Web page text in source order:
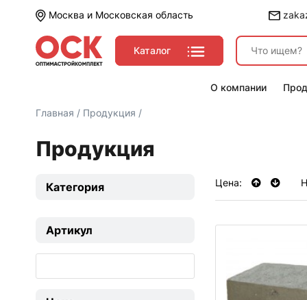
Москва и Московская область
Каталог
О компании
Главная / Продукция /
Продукция
Цена:
Категория
Артикул